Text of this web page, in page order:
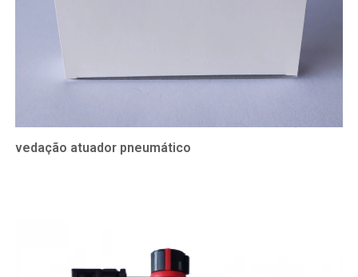
vedação atuador pneumático